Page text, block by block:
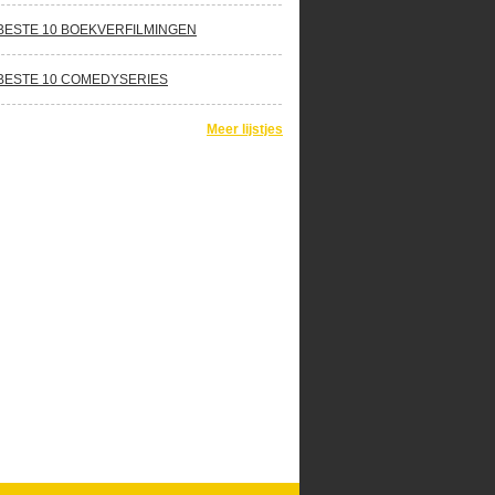
10 BOEKVERFILMINGEN
10 COMEDYSERIES
Meer lijstjes